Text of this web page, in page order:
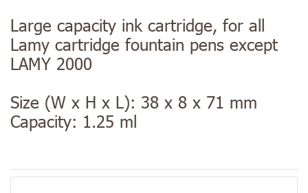
Large capacity ink cartridge, for all
Lamy cartridge fountain pens except
LAMY 2000
Size (W x H x L): 38 x 8 x 71 mm
Capacity: 1.25 ml